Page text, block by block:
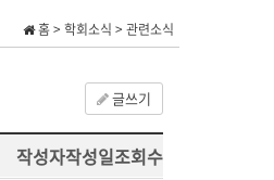
홈 > 학회소식 > 관련소식
글쓰기
작성자작성일조회수